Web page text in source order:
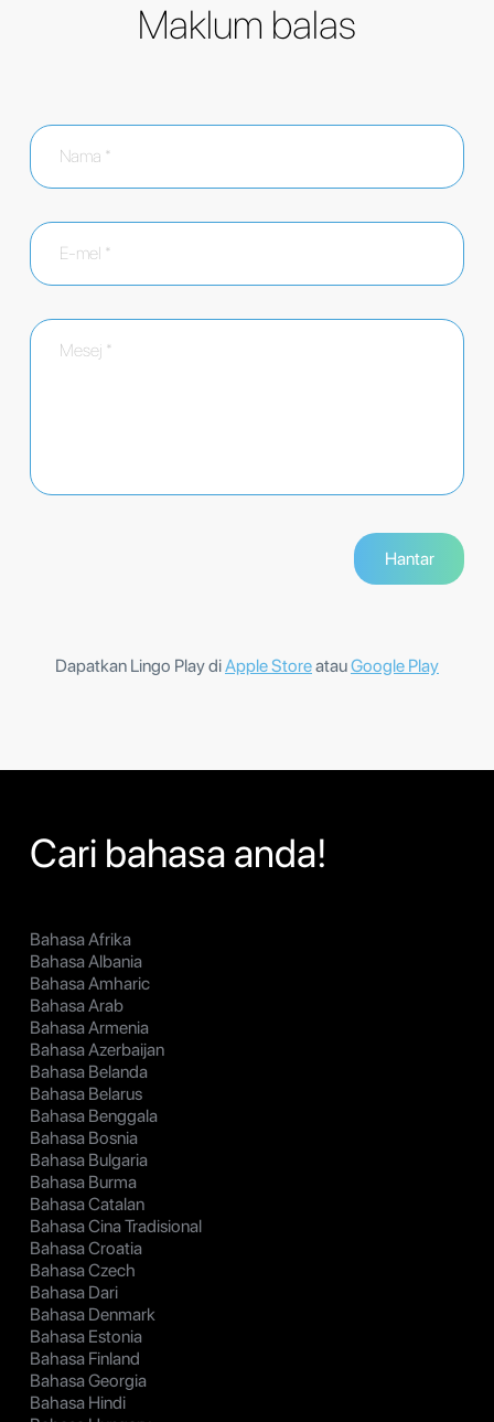
Maklum balas
Dapatkan Lingo Play diApple StoreatauGoogle Play
Cari bahasa anda!
Bahasa Afrika
Bahasa Albania
Bahasa Amharic
Bahasa Arab
Bahasa Armenia
Bahasa Azerbaijan
Bahasa Belanda
Bahasa Belarus
Bahasa Benggala
Bahasa Bosnia
Bahasa Bulgaria
Bahasa Burma
Bahasa Catalan
Bahasa Cina Tradisional
Bahasa Croatia
Bahasa Czech
Bahasa Dari
Bahasa Denmark
Bahasa Estonia
Bahasa Finland
Bahasa Georgia
Bahasa Hindi